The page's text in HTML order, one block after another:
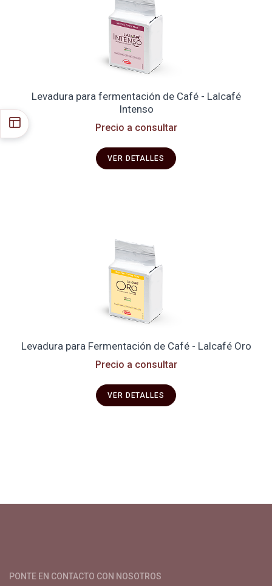
Levadura para fermentación de Café - Lalcafé
Intenso
Precio a consultar
VER DETALLES
Levadura para Fermentación de Café - Lalcafé Oro
Precio a consultar
VER DETALLES
PONTE EN CONTACTO CON NOSOTROS